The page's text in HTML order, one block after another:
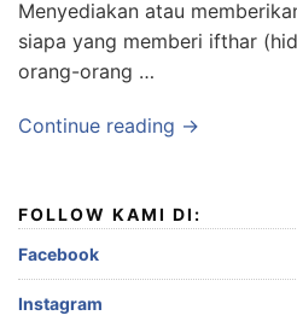
Menyediakan atau
siapa yang memberi ifthar
orang-orang …
Continue reading →
FOLLOW KAMI DI:
Facebook
Instagram